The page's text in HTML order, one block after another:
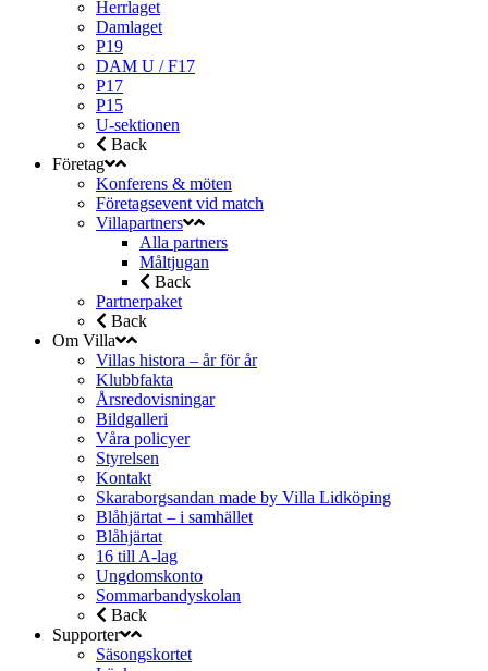
Herrlaget
Damlaget
P19
DAM U / F17
P17
P15
U-sektionen
Back
Företag
Konferens & möten
Företagsevent vid match
Villapartners
Alla partners
Måltjugan
Back
Partnerpaket
Back
Om Villa
Villas histora – år för år
Klubbfakta
Årsredovisningar
Bildgalleri
Våra policyer
Styrelsen
Kontakt
Skaraborgsandan made by Villa Lidköping
Blåhjärtat – i samhället
Blåhjärtat
16 till A-lag
Ungdomskonto
Sommarbandyskolan
Back
Supporter
Säsongskortet